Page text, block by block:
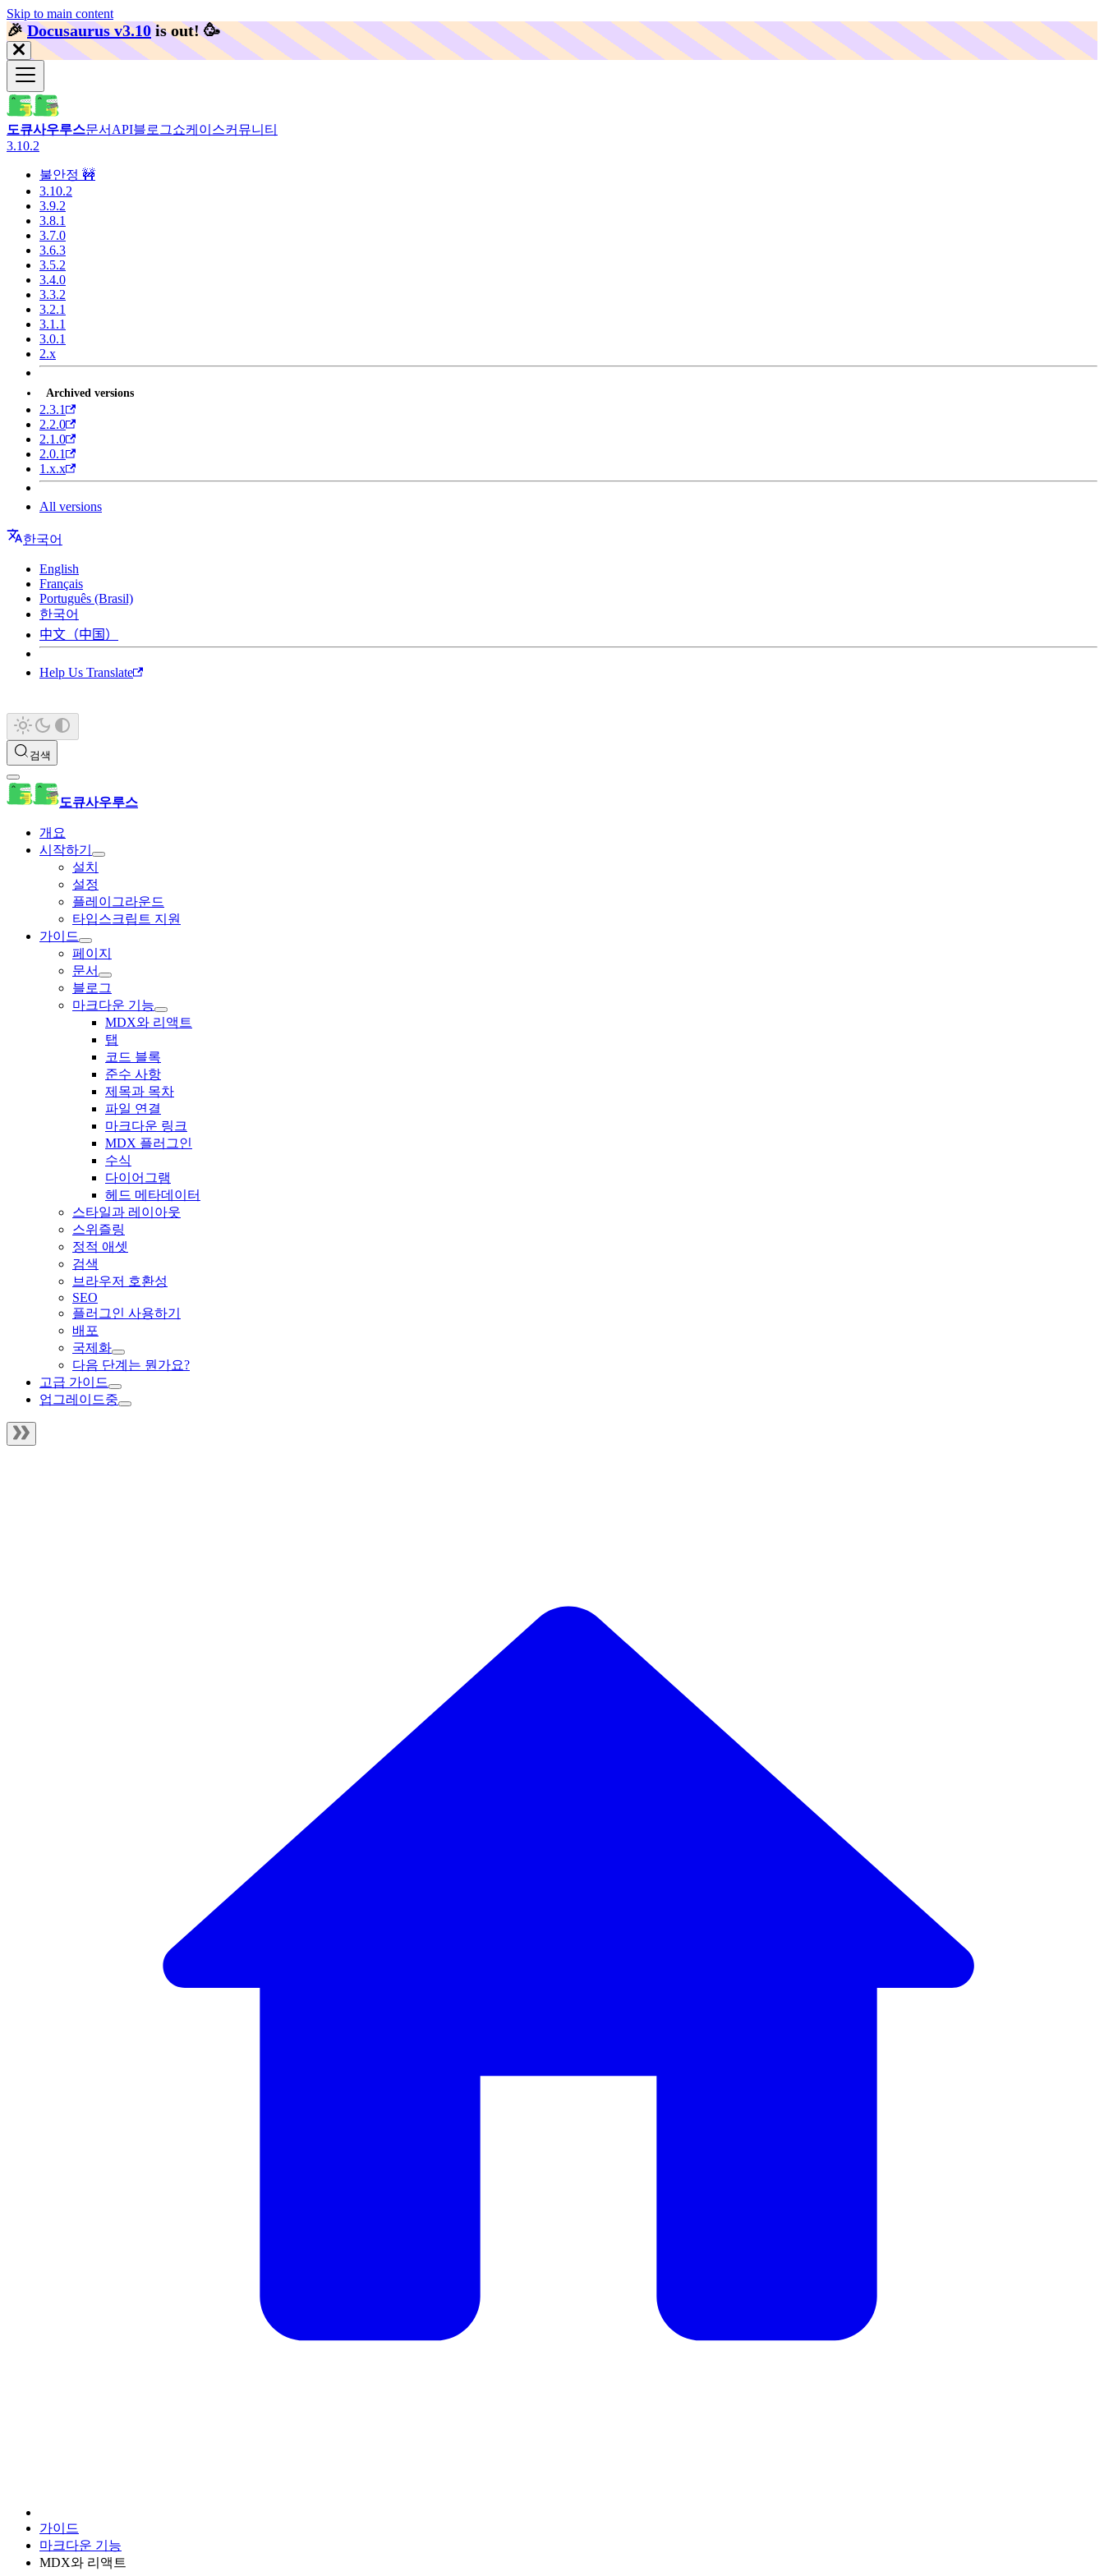
Skip to main content
🎉️Docusaurus v3.10 is out! 🥳️
도큐사우루스문서 API블로그쇼케이스커뮤니티
3.10.2
불안정 🚧
3.10.2
3.9.2
3.8.1
3.7.0
3.6.3
3.5.2
3.4.0
3.3.2
3.2.1
3.1.1
3.0.1
2.x
Archived versions
2.3.1
2.2.0
2.1.0
2.0.1
1.x.x
All versions
한국어
English
Français
Português (Brasil)
한국어
中文（中国）
Help Us Translate
검색
도큐사우루스
개요
시작하기
설치
설정
플레이그라운드
타입스크립트 지원
가이드
페이지
문서
블로그
마크다운 기능
MDX와 리액트
탭
코드 블록
준수 사항
제목과 목차
파일 연결
마크다운 링크
MDX 플러그인
수식
다이어그램
헤드 메타데이터
스타일과 레이아웃
스위즐링
정적 애셋
검색
브라우저 호환성
SEO
플러그인 사용하기
배포
국제화
다음 단계는 뭔가요?
고급 가이드
업그레이드중
가이드
마크다운 기능
MDX와 리액트